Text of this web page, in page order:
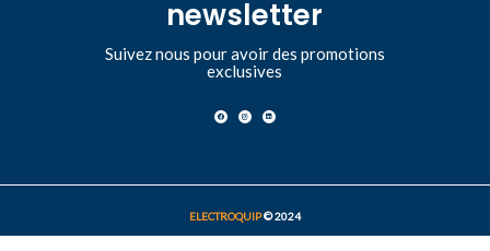
newsletter
Suivez nous pour avoir des promotions
exclusives
ELECTROQUIP© 2024